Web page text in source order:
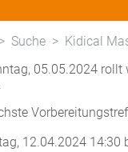
Suche
Kidical
05.05.2024
12.04.2024 14:30